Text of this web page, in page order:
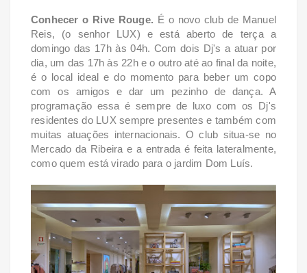
Conhecer o Rive Rouge. É o novo club de Manuel
Reis, (o senhor LUX) e está aberto de terça a
domingo das 17h às 04h. Com dois Dj's a atuar por
dia, um das 17h às 22h e o outro até ao final da noite,
é o local ideal e do momento para beber um copo
com os amigos e dar um pezinho de dança. A
programação essa é sempre de luxo com os Dj's
residentes do LUX sempre presentes e também com
muitas atuações internacionais. O club situa-se no
Mercado da Ribeira e a entrada é feita lateralmente,
como quem está virado para o jardim Dom Luís.